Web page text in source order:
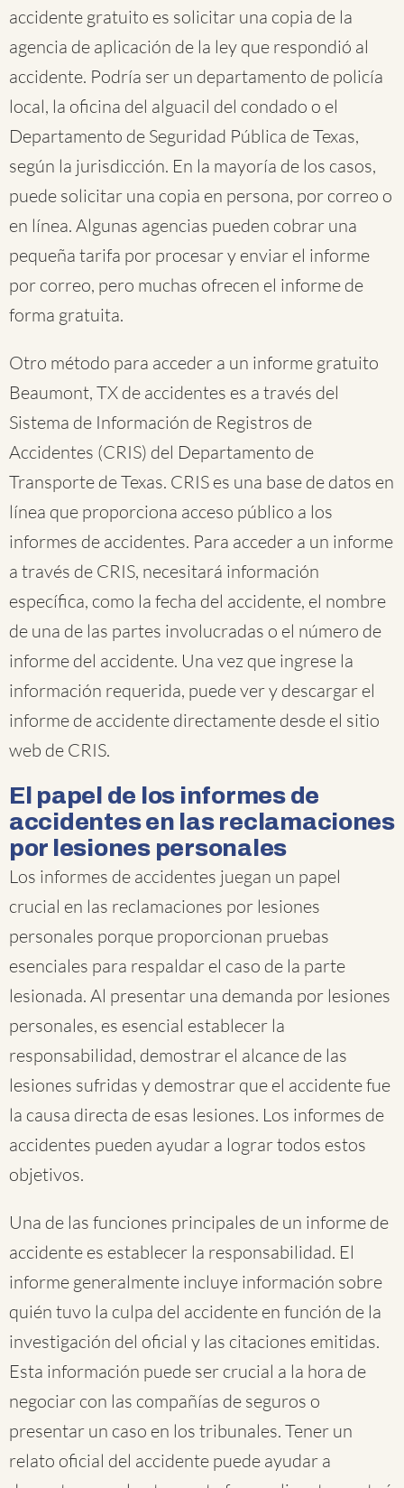
accidente gratuito es solicitar una copia de la
agencia de aplicación de la ley que respondió al
accidente. Podría ser un departamento de policía
local, la oficina del alguacil del condado o el
Departamento de Seguridad Pública de Texas,
según la jurisdicción. En la mayoría de los casos,
puede solicitar una copia en persona, por correo o
en línea. Algunas agencias pueden cobrar una
pequeña tarifa por procesar y enviar el informe
por correo, pero muchas ofrecen el informe de
forma gratuita.
Otro método para acceder a un informe gratuito
Beaumont, TX de accidentes es a través del
Sistema de Información de Registros de
Accidentes (CRIS) del Departamento de
Transporte de Texas. CRIS es una base de datos en
línea que proporciona acceso público a los
informes de accidentes. Para acceder a un informe
a través de CRIS, necesitará información
específica, como la fecha del accidente, el nombre
de una de las partes involucradas o el número de
informe del accidente. Una vez que ingrese la
información requerida, puede ver y descargar el
informe de accidente directamente desde el sitio
web de CRIS.
El papel de los informes de
accidentes en las reclamaciones
por lesiones personales
Los informes de accidentes juegan un papel
crucial en las reclamaciones por lesiones
personales porque proporcionan pruebas
esenciales para respaldar el caso de la parte
lesionada. Al presentar una demanda por lesiones
personales, es esencial establecer la
responsabilidad, demostrar el alcance de las
lesiones sufridas y demostrar que el accidente fue
la causa directa de esas lesiones. Los informes de
accidentes pueden ayudar a lograr todos estos
objetivos.
Una de las funciones principales de un informe de
accidente es establecer la responsabilidad. El
informe generalmente incluye información sobre
quién tuvo la culpa del accidente en función de la
investigación del oficial y las citaciones emitidas.
Esta información puede ser crucial a la hora de
negociar con las compañías de seguros o
presentar un caso en los tribunales. Tener un
relato oficial del accidente puede ayudar a